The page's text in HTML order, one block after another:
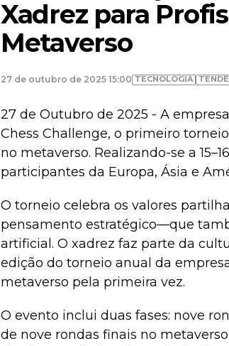
Xadrez para
Metaverso
27 de outubro de 2025 15:00 TECNOLOGIA
27 de Outubro de 2025 - A
Chess Challenge, o primeiro
no metaverso. Realizando-se a
participantes da Europa, Ásia e
O torneio celebra os valores
pensamento estratégico—que
artificial. O xadrez faz parte da
edição do torneio anual da
metaverso pela primeira vez.
O evento inclui duas fases: nove
de nove rondas finais no